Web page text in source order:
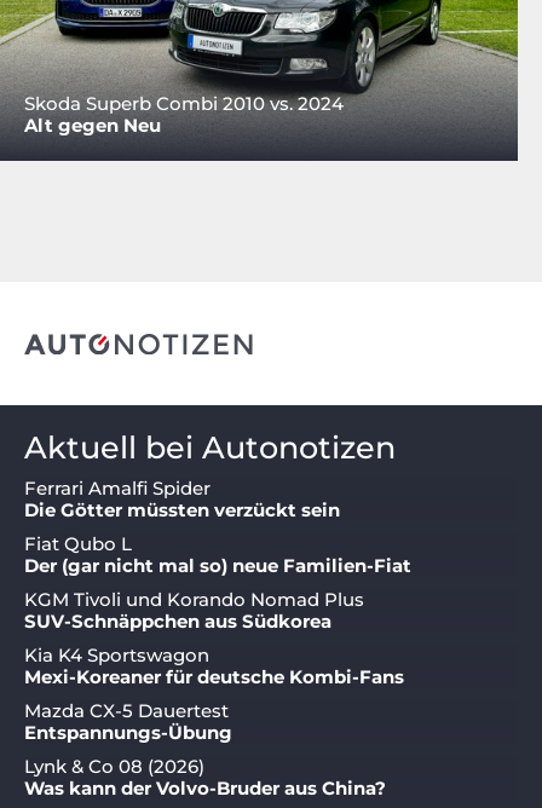
Skoda Superb Combi 2010 vs. 2024
Alt gegen Neu
Aktuell bei Autonotizen
Ferrari Amalfi Spider
Die Götter müssten verzückt sein
Fiat Qubo L
Der (gar nicht mal so) neue Familien-Fiat
KGM Tivoli und Korando Nomad Plus
SUV-Schnäppchen aus Südkorea
Kia K4 Sportswagon
Mexi-Koreaner für deutsche Kombi-Fans
Mazda CX-5 Dauertest
Entspannungs-Übung
Lynk & Co 08 (2026)
Was kann der Volvo-Bruder aus China?